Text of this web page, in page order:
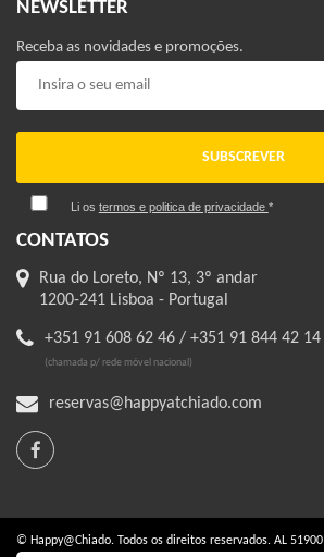
NEWSLETTER
Receba as novidades e promoções.
SUBSCREVER
Li os termos e politica de privacidade *
CONTATOS
Rua do Loreto, Nº 13, 3º andar
1200-241 Lisboa - Portugal
+351 91 608 62 46 / +351 91 844 42 14
(chamada p/ rede móvel nacional)
reservas@happyatchiado.com
© Happy@Chiado. Todos os direitos reservados. AL 51900